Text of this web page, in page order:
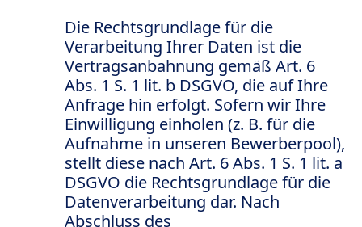
Die Rechtsgrundlage für die
Verarbeitung Ihrer Daten ist die
Vertragsanbahnung gemäß Art. 6
Abs. 1 S. 1 lit. b DSGVO, die auf Ihre
Anfrage hin erfolgt. Sofern wir Ihre
Einwilligung einholen (z. B. für die
Aufnahme in unseren Bewerberpool),
stellt diese nach Art. 6 Abs. 1 S. 1 lit. a
DSGVO die Rechtsgrundlage für die
Datenverarbeitung dar. Nach
Abschluss des